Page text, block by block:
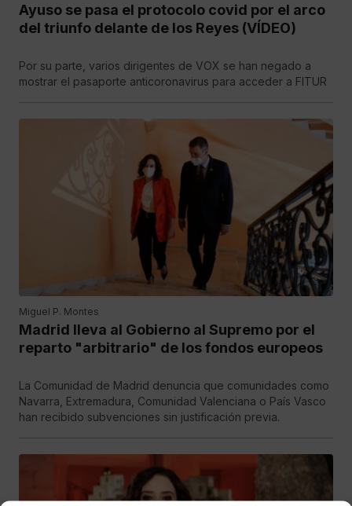
Ayuso se pasa el protocolo covid por el arco
del triunfo delante de los Reyes (VÍDEO)
Por su parte, varios dirigentes de VOX se han negado a
mostrar el pasaporte anticoronavirus para acceder a FITUR
Miguel P. Montes
Madrid lleva al Gobierno al Supremo por el
reparto "arbitrario" de los fondos europeos
La Comunidad de Madrid denuncia que comunidades como
Navarra, Extremadura, Comunidad Valenciana o País Vasco
han recibido subvenciones sin justificación previa.